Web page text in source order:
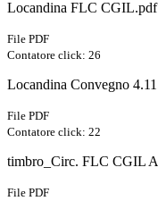
Locandina FLC CGIL.pdf
File PDF
Contatore click: 26
Locandina Convegno
File PDF
Contatore click: 22
timbro_Circ. FLC CGIL
File PDF